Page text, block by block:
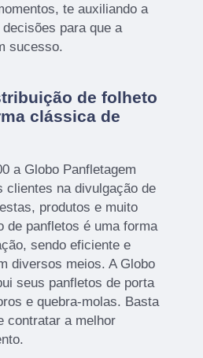
te auxiliando a
para que a
sucesso.
de folheto
clássica de
a Globo Panfletagem
clientes na divulgação de
produtos e muito
de panfletos é uma forma
sendo eficiente e
diversos meios. A Globo
seus panfletos de porta
e quebra-molas. Basta
contratar a melhor